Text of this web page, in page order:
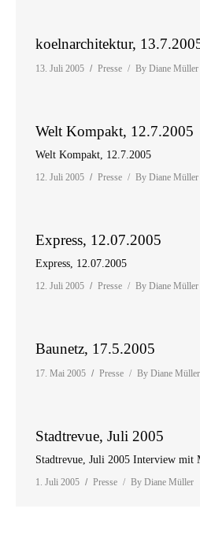
koelnarchitektur,
13. Juli 2005 Presse By Diane Müller
Welt Kompakt, 12.7.2005
Welt Kompakt, 12.7.2005
12. Juli 2005 Presse By Diane Müller
Express, 12.07.2005
Express, 12.07.2005
12. Juli 2005 Presse By Diane Müller
Baunetz, 17.5.2005
17. Mai 2005 Presse By Diane Müller
Stadtrevue, Juli 2005
Stadtrevue, Juli 2005 Interview mit
1. Juli 2005 Presse By Diane Müller